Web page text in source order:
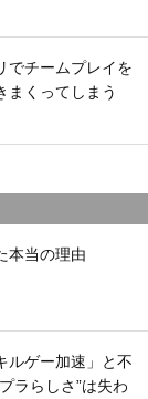
でチームプレイを
まくってしまう
本当の理由
ルゲー加速」と不
ラらしさ”は失わ